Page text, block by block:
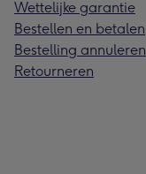
Wettelijke garantie
Bestellen en betalen
Bestelling annuleren
Retourneren